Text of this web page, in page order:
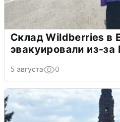
Склад Wildberries в
эвакуировали из-
5 августа 0